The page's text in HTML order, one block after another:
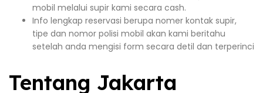
mobil melalui supir kami secara cash.
Info lengkap reservasi berupa nomer kontak supir,
tipe dan nomor polisi mobil akan kami beritahu
setelah anda mengisi form secara detil dan terperinci
Tentang Jakarta